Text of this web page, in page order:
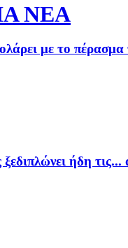
ΝΕΑ
με το
ήδη τις...